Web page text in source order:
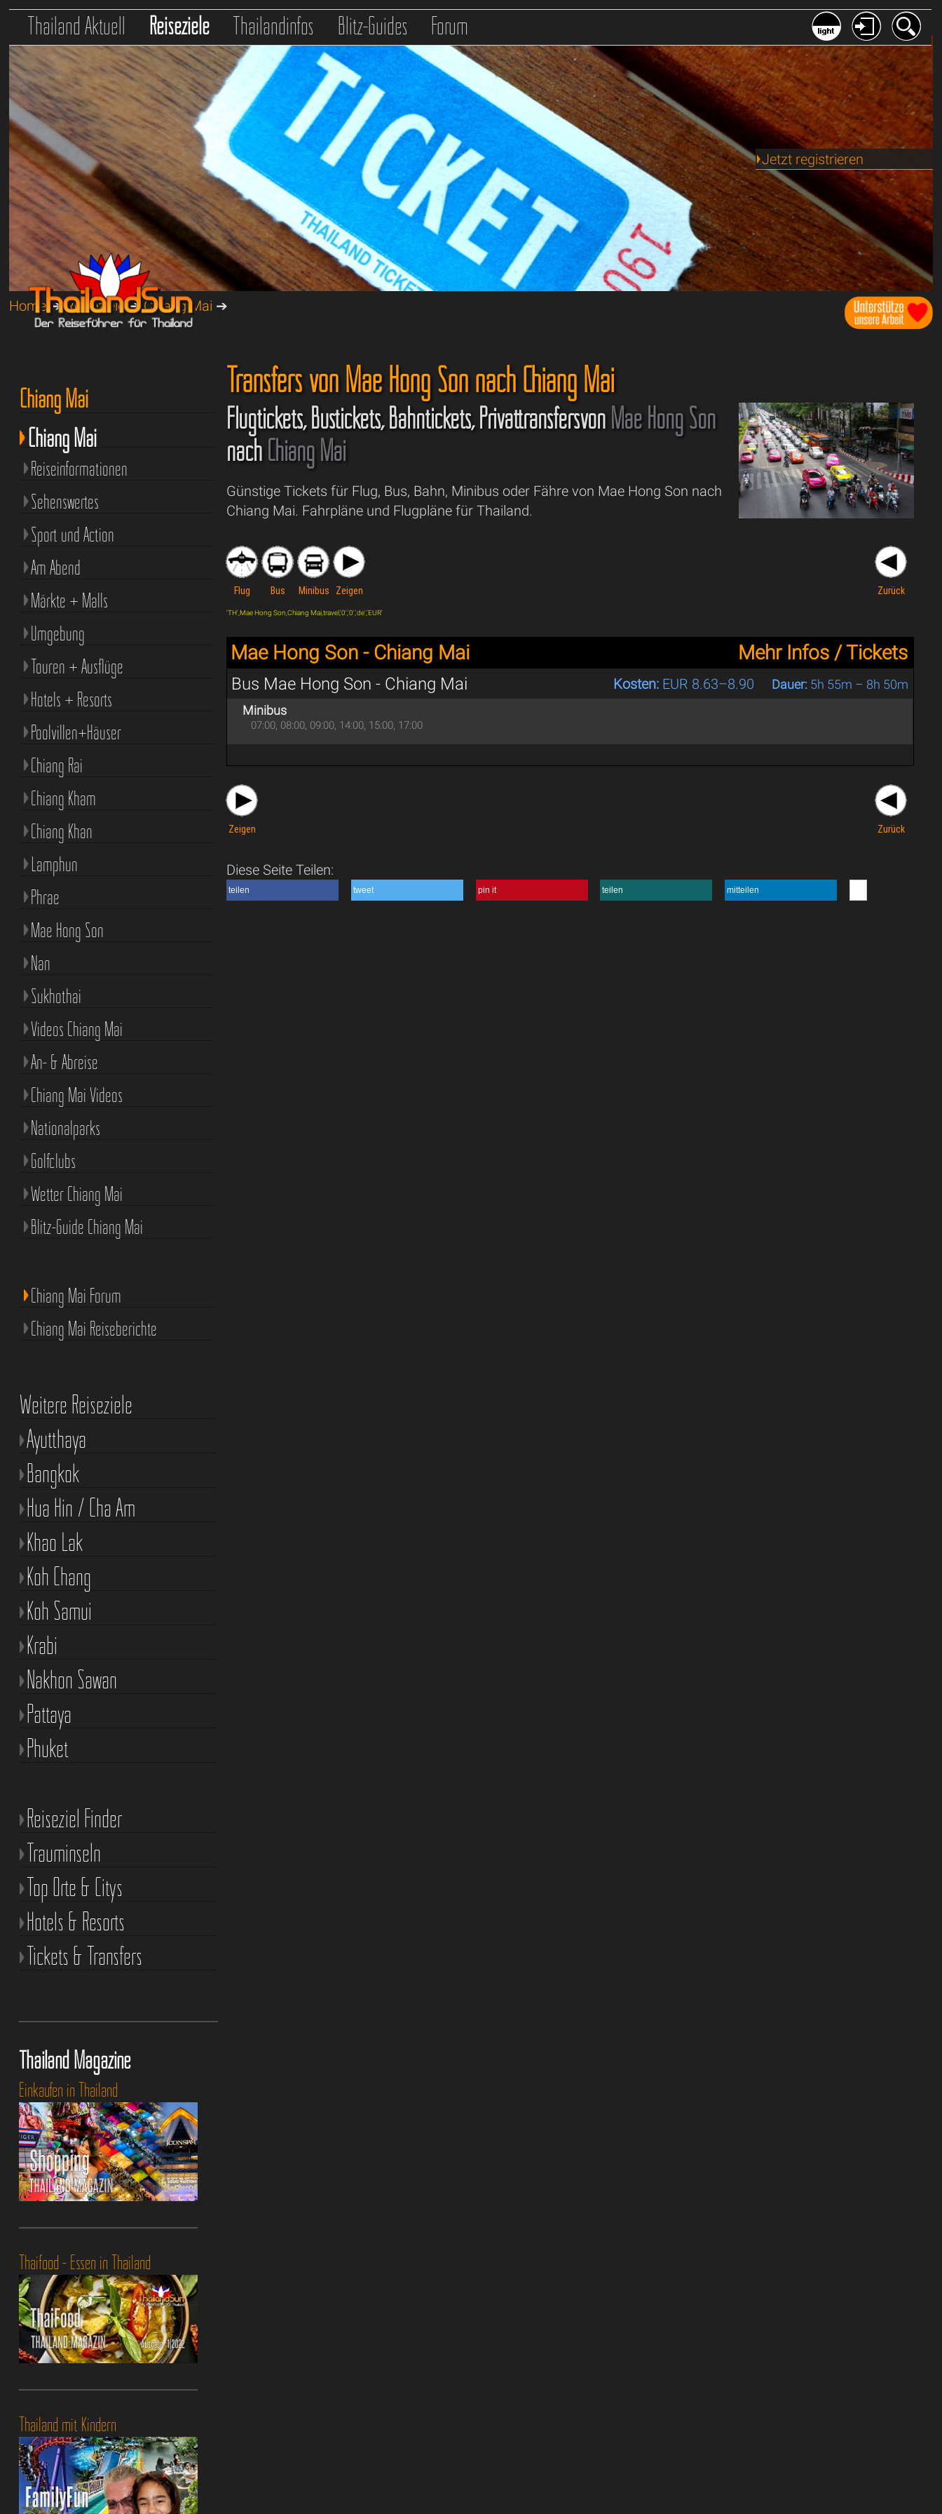
Thailand Aktuell Reiseziele Thailandinfos Blitz-Guides Forum
Jetzt registrieren
Home➔Reiseziele➔Chiang Mai ➔
Transfers von Mae Hong Son nach Chiang Mai
Flugtickets, Bustickets, Bahntickets, Privattransfersvon Mae Hong Son
nachChiang Mai
Günstige Tickets für Flug, Bus, Bahn, Minibus oder Fähre von Mae Hong Son nach
Chiang Mai. Fahrpläne und Flugpläne für Thailand.
Flug Bus Minibus Zeigen Zurück
'TH',Mae Hong Son,Chiang Mai,travel,'0','0','de','EUR'
Mae Hong Son - Chiang Mai Mehr Infos / Tickets
Bus Mae Hong Son - Chiang Mai Kosten: EUR 8.63–8.90 Dauer: 5h 55m – 8h 50m
Minibus
07:00, 08:00, 09:00, 14:00, 15:00, 17:00
Zeigen Zurück
Diese Seite Teilen:
teilen tweet pin it teilen mitteilen
Chiang Mai
Chiang Mai
Reiseinformationen
Sehenswertes
Sport und Action
Am Abend
Märkte + Malls
Umgebung
Touren + Ausflüge
Hotels + Resorts
Poolvillen+Häuser
Chiang Rai
Chiang Kham
Chiang Khan
Lamphun
Phrae
Mae Hong Son
Nan
Sukhothai
Videos Chiang Mai
An- & Abreise
Chiang Mai Videos
Nationalparks
Golfclubs
Wetter Chiang Mai
Blitz-Guide Chiang Mai
Chiang Mai Forum
Chiang Mai Reiseberichte
Weitere Reiseziele
Ayutthaya
Bangkok
Hua Hin / Cha Am
Khao Lak
Koh Chang
Koh Samui
Krabi
Nakhon Sawan
Pattaya
Phuket
Reiseziel Finder
Trauminseln
Top Orte & Citys
Hotels & Resorts
Tickets & Transfers
Thailand Magazine
Einkaufen in Thailand
Thaifood - Essen in Thailand
Thailand mit Kindern